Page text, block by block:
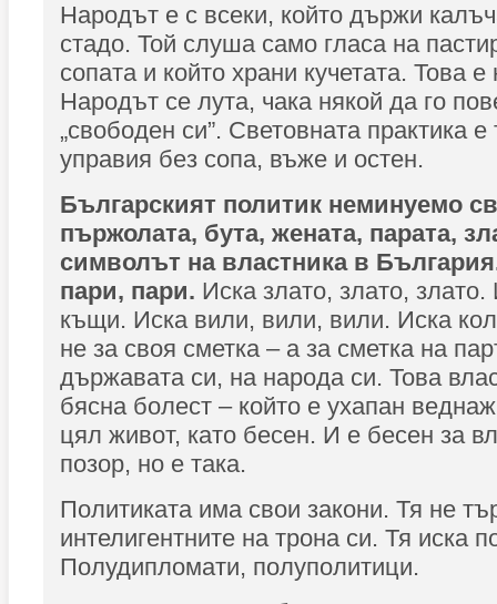
Народът е с всеки, който държи
стадо. Той слуша само гласа на
сопата и който храни кучетата. Това е
Народът се лута, чака някой да го
„свободен си”. Световната практика
управия без сопа, въже и остен.
Българският политик неминуемо
пържолата, бута, жената, парата,
символът на властника в
пари, пари. Иска злато, злато,
къщи. Иска вили, вили, вили. Иска
не за своя сметка – а за сметка на
държавата си, на народа си. Това
бясна болест – който е ухапан
цял живот, като бесен. И е бесен за
позор, но е така.
Политиката има свои закони. Тя не
интелигентните на трона си. Тя иска
Полудипломати, полуполитици.